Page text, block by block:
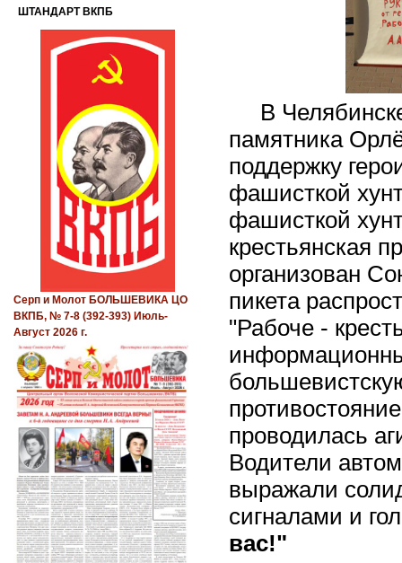
В
памятника
поддержку
фашисткой
фашисткой
крестьянская
организован
пикета
"Рабоче -
проводилась
Водители
выражали
сигналами и
вас!"
ШТАНДАРТ ВКПБ
Серп и Молот БОЛЬШЕВИКА ЦО
ВКПБ, № 7-8 (392-393) Июль-
Август 2026 г.